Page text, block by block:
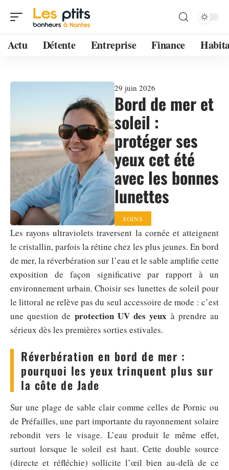
Actu Détente Entreprise Finance
29 juin 2026
Bord de mer et
soleil :
protéger ses
yeux cet été
avec les bonnes
lunettes
SOINS
Les rayons ultraviolets traversent la cornée et atteignent
le cristallin, parfois la rétine chez les plus jeunes. En bord
de mer, la réverbération sur l’eau et le sable amplifie cette
exposition de façon significative par rapport à un
environnement urbain. Choisir ses lunettes de soleil pour
le littoral ne relève pas du seul accessoire de mode : c’est
une question de protection UV des yeux à prendre au
sérieux dès les premières sorties estivales.
Réverbération en bord de mer :
pourquoi les yeux trinquent plus sur
la côte de Jade
Sur une plage de sable clair comme celles de Pornic ou
de Préfailles, une part importante du rayonnement solaire
rebondit vers le visage. L’eau produit le même effet,
surtout lorsque le soleil est haut. Cette double source
(directe et réfléchie) sollicite l’œil bien au-delà de ce